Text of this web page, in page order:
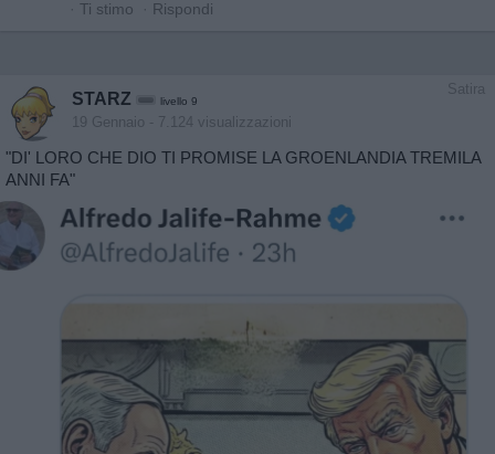
· Ti stimo · Rispondi
Satira
STARZ livello 9
19 Gennaio - 7.124 visualizzazioni
"DI' LORO CHE DIO TI PROMISE LA GROENLANDIA TREMILA
ANNI FA"